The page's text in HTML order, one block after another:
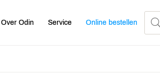
Over Odin Service Online bestellen